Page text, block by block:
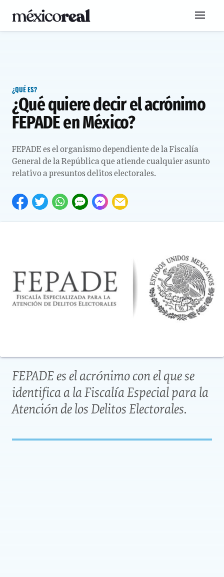
¿QUÉ ES?
¿Qué quiere decir el acrónimo
FEPADE en México?
FEPADE es el organismo dependiente de la Fiscalía
General de la República que atiende cualquier asunto
relativo a presuntos delitos electorales.
FEPADE es el acrónimo con el que se
identifica a la Fiscalía Especial para la
Atención de los Delitos Electorales.